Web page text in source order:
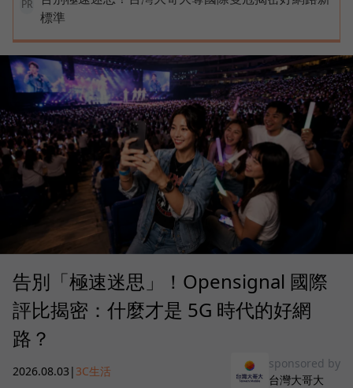
PR
標準
告別「極速迷思」！Opensignal 國際
評比揭密：什麼才是 5G 時代的好網
路？
2026.08.03 | 3C生活
sponsored by
台灣大哥大